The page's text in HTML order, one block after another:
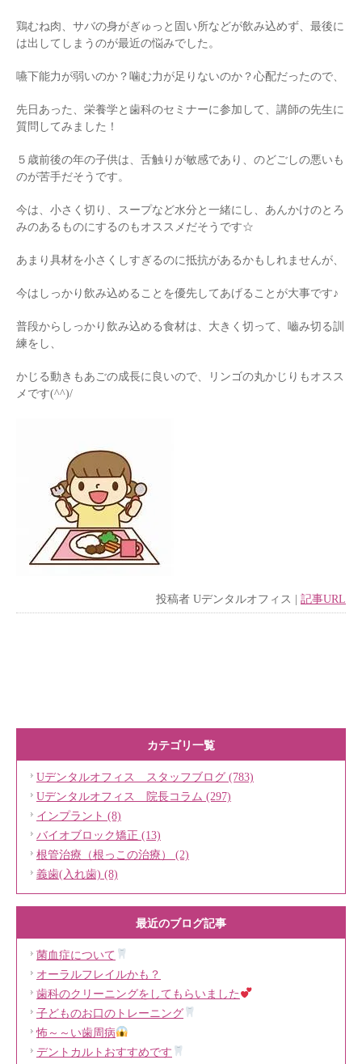
鶏むね肉、サバの身がぎゅっと固い所などが飲み込めず、最後に
は出してしまうのが最近の悩みでした。
嚥下能力が弱いのか？噛む力が足りないのか？心配だったので、
先日あった、栄養学と歯科のセミナーに参加して、講師の先生に
質問してみました！
５歳前後の年の子供は、舌触りが敏感であり、のどごしの悪いも
のが苦手だそうです。
今は、小さく切り、スープなど水分と一緒にし、あんかけのとろ
みのあるものにするのもオススメだそうです☆
あまり具材を小さくしすぎるのに抵抗があるかもしれませんが、
今はしっかり飲み込めることを優先してあげることが大事です♪
普段からしっかり飲み込める食材は、大きく切って、嚙み切る訓
練をし、
かじる動きもあごの成長に良いので、リンゴの丸かじりもオスス
メです(^^)/
投稿者 Uデンタルオフィス | 記事URL
カテゴリ一覧
Uデンタルオフィス スタッフブログ (783)
Uデンタルオフィス 院長コラム (297)
インプラント (8)
バイオブロック矯正 (13)
根管治療（根っこの治療） (2)
義歯(入れ歯) (8)
最近のブログ記事
菌血症について
オーラルフレイルかも？
歯科のクリーニングをしてもらいました
子どものお口のトレーニング
怖～～い歯周病
デントカルトおすすめです